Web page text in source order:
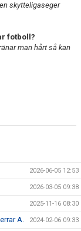
skytteligaseger
fotboll?
man hårt så kan
2026-06-05 12:53
2026-03-05 09:38
2025-11-16 08:30
A. 2024-02-06 09:33